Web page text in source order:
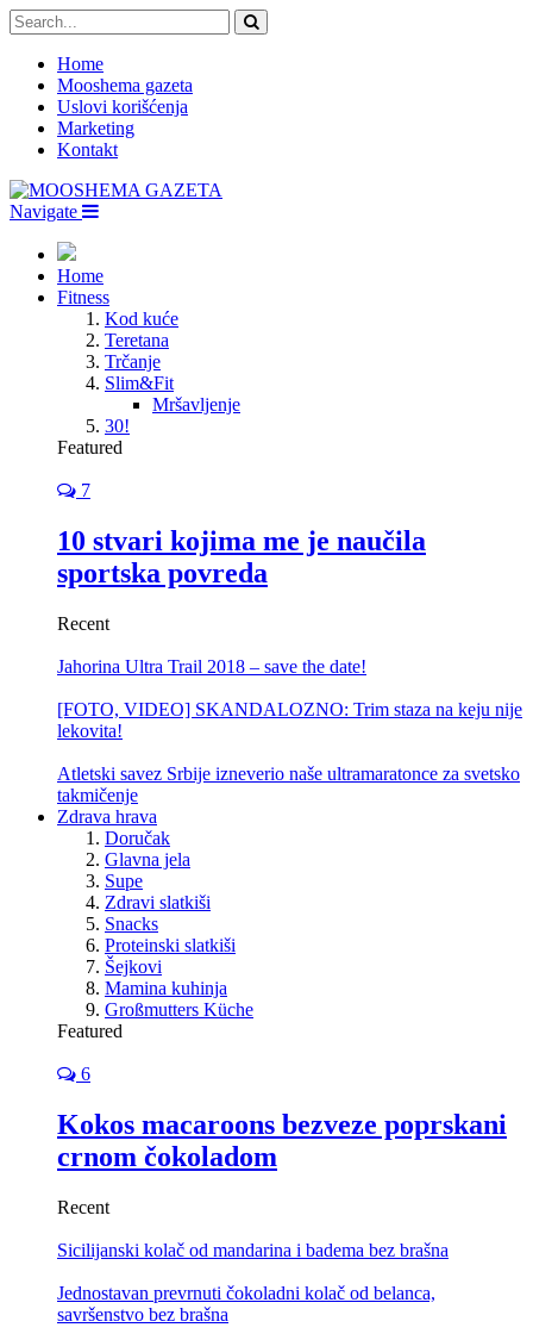
Home
Mooshema gazeta
Uslovi korišćenja
Marketing
Kontakt
Navigate
Home
Fitness
Kod kuće
Teretana
Trčanje
Slim&Fit
Mršavljenje
30!
Featured
7
10 stvari kojima me je naučila
sportska povreda
Recent
Jahorina Ultra Trail 2018 – save the date!
[FOTO, VIDEO] SKANDALOZNO: Trim staza na keju nije
lekovita!
Atletski savez Srbije izneverio naše ultramaratonce za svetsko
takmičenje
Zdrava hrava
Doručak
Glavna jela
Supe
Zdravi slatkiši
Snacks
Proteinski slatkiši
Šejkovi
Mamina kuhinja
Großmutters Küche
Featured
6
Kokos macaroons bezveze poprskani
crnom čokoladom
Recent
Sicilijanski kolač od mandarina i badema bez brašna
Jednostavan prevrnuti čokoladni kolač od belanca,
savršenstvo bez brašna